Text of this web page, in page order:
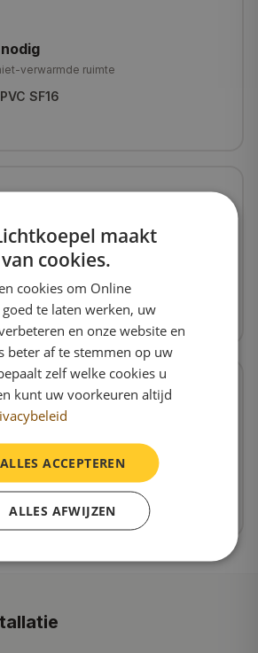
verwarmde ruimte
SF16
keuze)
norm
E50/8
maakt
cookies.
cookies om Online
te laten werken, uw
en onze website en
beter af te stemmen op uw
zelf welke cookies u
kunt uw voorkeuren altijd
ALLES ACCEPTEREN
ALLES AFWIJZEN